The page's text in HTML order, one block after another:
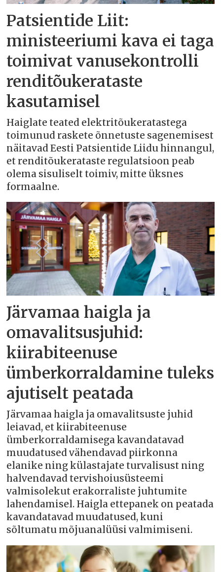
Patsientide Liit:
ministeeriumi kava ei taga
toimivat vanusekontrolli
renditõukerataste
kasutamisel
Haiglate teated elektritõukeratastega
toimunud raskete õnnetuste sagenemisest
näitavad Eesti Patsientide Liidu hinnangul,
et renditõukerataste regulatsioon peab
olema sisuliselt toimiv, mitte üksnes
formaalne.
Järvamaa haigla ja
omavalitsusjuhid:
kiirabiteenuse
ümberkorraldamine tuleks
ajutiselt peatada
Järvamaa haigla ja omavalitsuste juhid
leiavad, et kiirabiteenuse
ümberkorraldamisega kavandatavad
muudatused vähendavad piirkonna
elanike ning külastajate turvalisust ning
halvendavad tervishoiusüsteemi
valmisolekut erakorraliste juhtumite
lahendamisel. Haigla ettepanek on peatada
kavandatavad muudatused, kuni
sõltumatu mõjuanalüüsi valmimiseni.